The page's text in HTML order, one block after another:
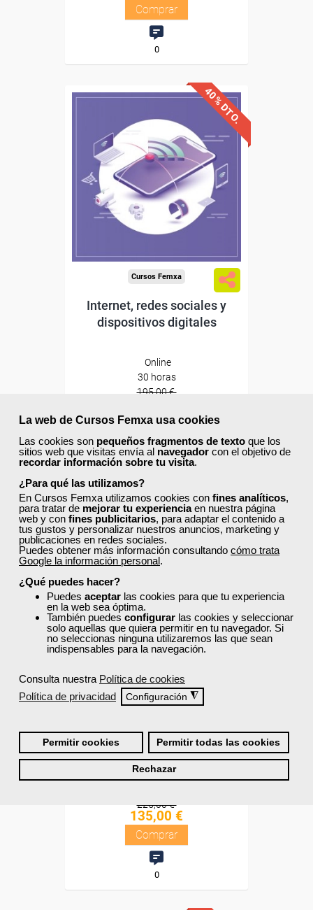
La web de Cursos Femxa usa cookies
Las cookies son pequeños fragmentos de texto que los
sitios web que visitas envía al navegador con el objetivo de
recordar información sobre tu visita.
¿Para qué las utilizamos?
En Cursos Femxa utilizamos cookies con fines analíticos,
para tratar de mejorar tu experienciaen nuestra página
web y con fines publicitarios, para adaptar el contenido a
tus gustos y personalizar nuestros anuncios, marketing y
publicaciones en redes sociales.
Puedes obtener más información consultando cómo trata
Google la información personal.
¿Qué puedes hacer?
Puedes aceptar las cookies para que tu experiencia
en la web sea óptima.
También puedes configurar las cookies y seleccionar
solo aquellas que quiera permitir en tu navegador. Si
no seleccionas ninguna utilizaremos las que sean
indispensables para la navegación.
Consulta nuestra Política de cookies
Política de privacidad
Configuración ◮
Permitir cookies Permitir todas las cookies
Rechazar
Comprar
0
40% DTO.
Descuentos especiales
Sin requisitos de acceso
Diploma
Cursos Femxa
Internet, redes sociales y
dispositivos digitales
Online
30 horas
195,00 €
Comprar
0
40% DTO.
Descuentos especiales
Sin requisitos de acceso
Diploma
Compra segura
Cursos Femxa
herramienta dinamizadora
Online
225,00 €
135,00 €
Comprar
0